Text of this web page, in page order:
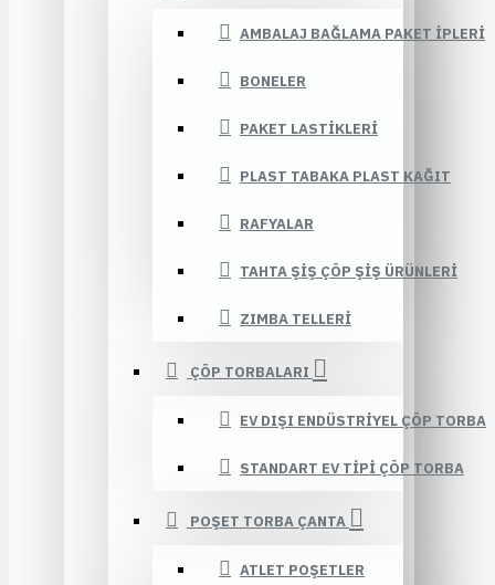
AMBALAJ BAĞLAMA PAKET İPLERI
BONELER
PAKET LASTIKLERI
PLAST TABAKA PLAST KAĞIT
RAFYALAR
TAHTA ŞIŞ ÇÖP ŞIŞ ÜRÜNLERI
ZIMBA TELLERI
ÇÖP TORBALARI
EV DIŞI ENDÜSTRIYEL ÇÖP TORBA
STANDART EV TIPI ÇÖP TORBA
POŞET TORBA ÇANTA
ATLET POŞETLER